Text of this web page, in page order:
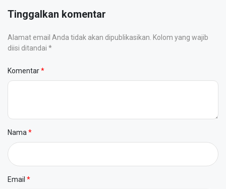
Tinggalkan komentar
Alamat email Anda tidak akan dipublikasikan. Kolom yang wajib
diisi ditandai *
Komentar
Nama
Email